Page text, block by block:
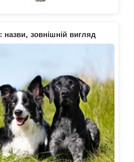
назви, зовнішній вигляд